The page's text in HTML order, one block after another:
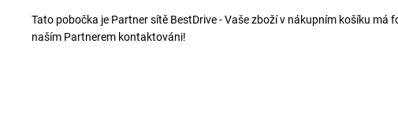
Tato pobočka je Partner sítě BestDrive - Vaše zboží v nákupním košíku má
naším Partnerem kontaktováni!